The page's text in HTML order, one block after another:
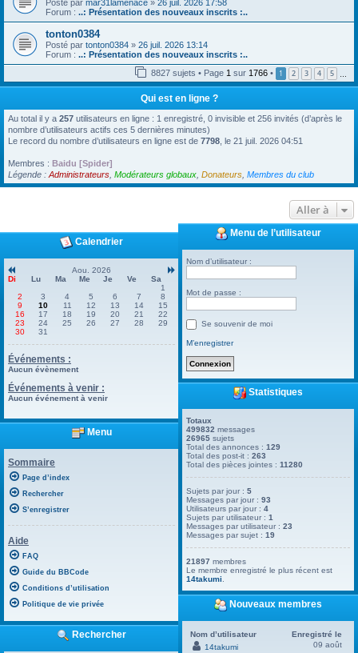
Posté par mar31lamenace » 26 juil. 2026 17:58
Forum : ..: Présentation des nouveaux inscrits :..
tonton0384
Posté par tonton0384 » 26 juil. 2026 13:14
Forum : ..: Présentation des nouveaux inscrits :..
8827 sujets • Page 1 sur 1766 • 1 2 3 4 5
Qui est en ligne ?
Au total il y a 257 utilisateurs en ligne : 1 enregistré, 0 invisible et 256 invités (d’après le
nombre d’utilisateurs actifs ces 5 dernières minutes)
Le record du nombre d’utilisateurs en ligne est de 7798 , le 21 juil. 2026 04:51
Membres : Baidu [Spider]
Légende : Administrateurs Modérateurs globaux Donateurs Membres du club
Aller à
Calendrier
Aou. 2026
Di
Lu Ma Me Je Ve
Sa
1
2
3 4 5 6 7
8
9
10 11 12 13 14
15
16
17 18 19 20 21
22
23
24 25 26 27 28
29
30
31
Événements :
Aucun évènement
Événements à venir :
Aucun événement à venir
Menu
Sommaire
Page d’index
Rechercher
S’enregistrer
Aide
FAQ
Guide du BBCode
Conditions d’utilisation
Politique de vie privée
Rechercher
Menu de l’utilisateur
Nom d’utilisateur :
Mot de passe :
Se souvenir de moi
M’enregistrer
Statistiques
Totaux
499832 messages
26965 sujets
Total des annonces :129
Total des post-it :263
Total des pièces jointes :11280
Sujets par jour :5
Messages par jour :93
Utilisateurs par jour :4
Sujets par utilisateur :1
Messages par utilisateur :23
Messages par sujet :19
21897 membres
Le membre enregistré le plus récent est
14takumi
Nouveaux membres
Nom d’utilisateur
Enregistré le
14takumi
09 août